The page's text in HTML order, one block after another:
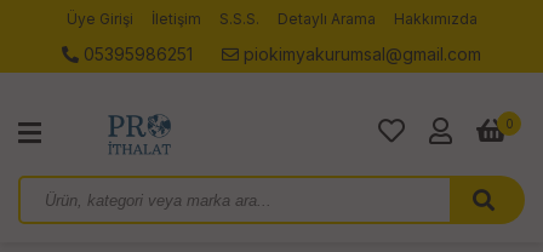
Üye Girişi İletişim S.S.S. Detaylı Arama Hakkımızda
05395986251 piokimyakurumsal@gmail.com
0